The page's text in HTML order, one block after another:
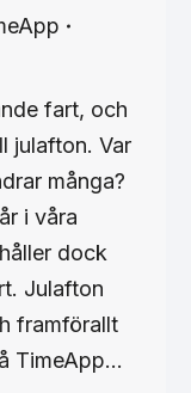
fart, och
julafton. Var
många?
i våra
dock
Julafton
framförallt
TimeApp…